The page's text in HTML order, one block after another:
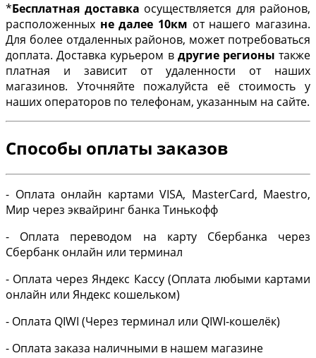
*Бесплатная доставка осуществляется для районов,
расположенных не далее 10км от нашего магазина.
Для более отдаленных районов, может потребоваться
доплата. Доставка курьером в другие регионы также
платная и зависит от удаленности от наших
магазинов. Уточняйте пожалуйста её стоимость у
наших операторов по телефонам, указанным на сайте.
Способы оплаты заказов
- Оплата онлайн картами VISA, MasterCard, Maestro,
Мир через эквайринг банка Тинькофф
- Оплата переводом на карту Сбербанка через
Сбербанк онлайн или терминал
- Оплата через Яндекс Кассу (Оплата любыми картами
онлайн или Яндекс кошельком)
- Оплата QIWI (Через терминал или QIWI-кошелёк)
- Оплата заказа наличными в нашем магазине